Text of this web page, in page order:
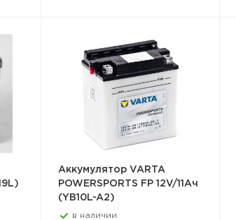
Аккумулятор VARTA
POWERSPORTS FP 12V/11Ач
(YB10L-A2)
в наличии